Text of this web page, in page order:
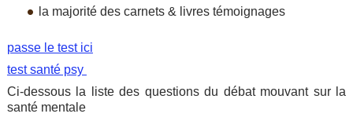
la majorité des carnets & livres témoignages
passe le test ici
test santé psy
Ci-dessous la liste des questions du débat mouvant sur la
santé mentale